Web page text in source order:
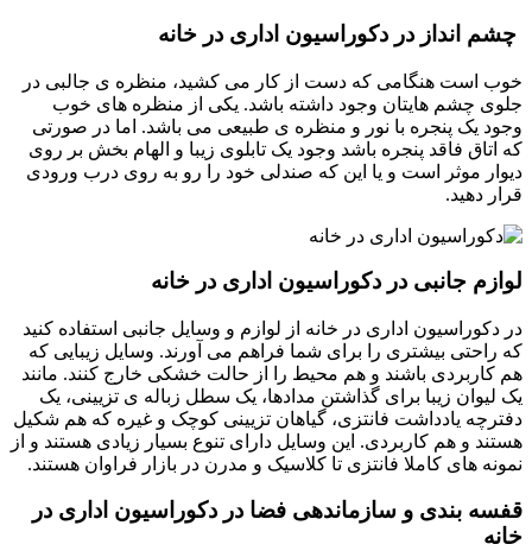
چشم انداز در دکوراسیون اداری در خانه
خوب است هنگامی که دست از کار می کشید، منظره ی جالبی در
جلوی چشم هایتان وجود داشته باشد. یکی از منظره های خوب
وجود یک پنجره با نور و منظره ی طبیعی می باشد. اما در صورتی
که اتاق فاقد پنجره باشد وجود یک تابلوی زیبا و الهام بخش بر روی
دیوار موثر است و یا این که صندلی خود را رو به روی درب ورودی
قرار دهید.
لوازم جانبی در دکوراسیون اداری در خانه
در دکوراسیون اداری در خانه از لوازم و وسایل جانبی استفاده کنید
که راحتی بیشتری را برای شما فراهم می آورند. وسایل زیبایی که
هم کاربردی باشند و هم محیط را از حالت خشکی خارج کنند. مانند
یک لیوان زیبا برای گذاشتن مدادها، یک سطل زباله ی تزیینی، یک
دفترچه یادداشت فانتزی، گیاهان تزیینی کوچک و غیره که هم شکیل
هستند و هم کاربردی. این وسایل دارای تنوع بسیار زیادی هستند و از
نمونه های کاملا فانتزی تا کلاسیک و مدرن در بازار فراوان هستند.
قفسه بندی و سازماندهی فضا در دکوراسیون اداری در
خانه